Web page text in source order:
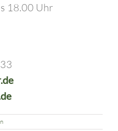
18.00 Uhr